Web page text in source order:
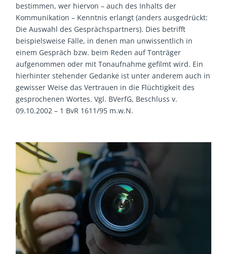
bestimmen, wer hiervon – auch des Inhalts der
Kommunikation – Kenntnis erlangt (anders ausgedrückt:
Die Auswahl des Gesprächspartners). Dies betrifft
beispielsweise Fälle, in denen man unwissentlich in
einem Gespräch bzw. beim Reden auf Tonträger
aufgenommen oder mit Tonaufnahme gefilmt wird. Ein
hierhinter stehender Gedanke ist unter anderem auch in
gewisser Weise das Vertrauen in die Flüchtigkeit des
gesprochenen Wortes. Vgl. BVerfG, Beschluss v.
09.10.2002 – 1 BvR 1611/95 m.w.N.